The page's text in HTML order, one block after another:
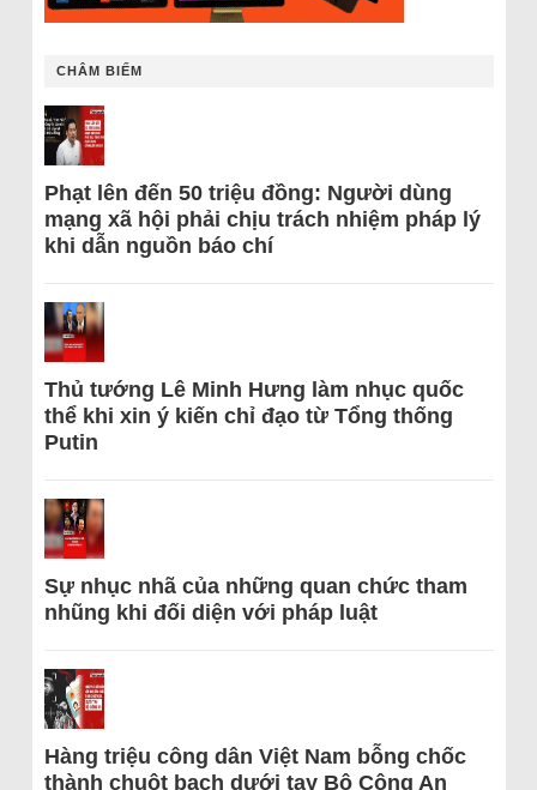
CHÂM BIẾM
Phạt lên đến 50 triệu đồng: Người dùng
mạng xã hội phải chịu trách nhiệm pháp lý
khi dẫn nguồn báo chí
Thủ tướng Lê Minh Hưng làm nhục quốc
thể khi xin ý kiến chỉ đạo từ Tổng thống
Putin
Sự nhục nhã của những quan chức tham
nhũng khi đối diện với pháp luật
Hàng triệu công dân Việt Nam bỗng chốc
thành chuột bạch dưới tay Bộ Công An